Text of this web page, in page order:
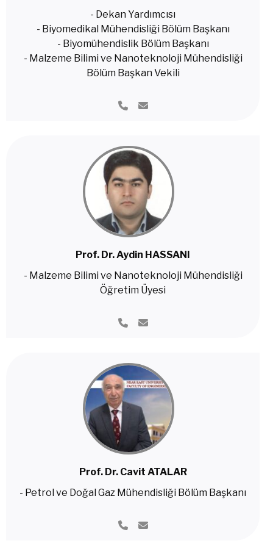
- Dekan Yardımcısı
- Biyomedikal Mühendisliği Bölüm Başkanı
- Biyomühendislik Bölüm Başkanı
- Malzeme Bilimi ve Nanoteknoloji Mühendisliği
Bölüm Başkan Vekili
Prof. Dr. Aydin HASSANI
- Malzeme Bilimi ve Nanoteknoloji Mühendisliği
Öğretim Üyesi
Prof. Dr. Cavit ATALAR
- Petrol ve Doğal Gaz Mühendisliği Bölüm Başkanı